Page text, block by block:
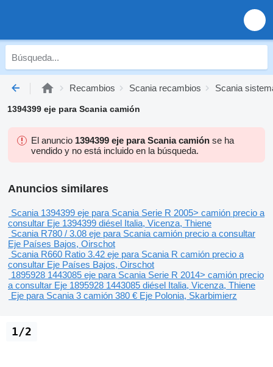
Recambios Scania recambios Scania
1394399 eje para Scania camión
El anuncio 1394399 eje para Scania camión se ha
vendido y no está incluido en la búsqueda.
Anuncios similares
Scania 1394399 eje para Scania Serie R 2005> camión precio a
consultar Eje 1394399 diésel Italia, Vicenza, Thiene
Scania R780 / 3.08 eje para Scania camión precio a consultar
Eje Países Bajos, Oirschot
Scania R660 Ratio 3.42 eje para Scania R camión precio a
consultar Eje Países Bajos, Oirschot
1895928 1443085 eje para Scania Serie R 2014> camión precio
a consultar Eje 1895928 1443085 diésel Italia, Vicenza, Thiene
Eje para Scania 3 camión 380 € Eje Polonia, Skarbimierz
1/2